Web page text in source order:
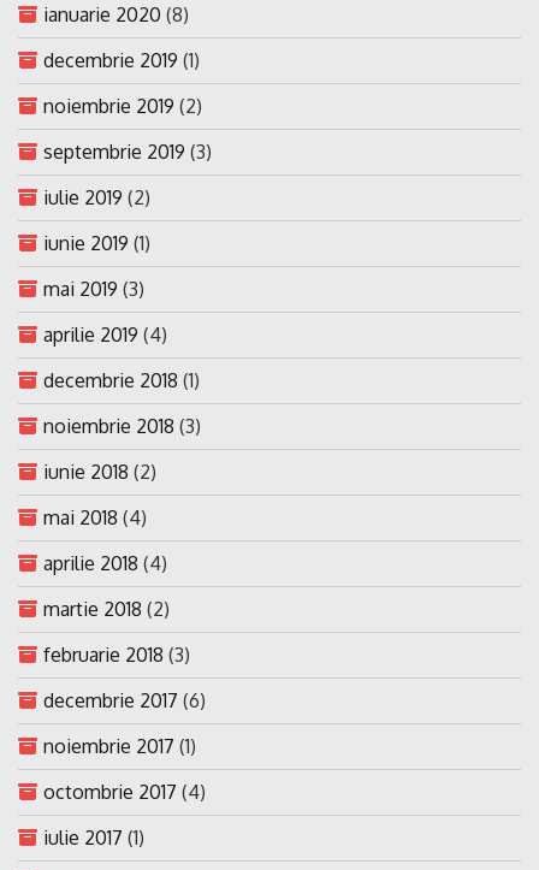
ianuarie 2020 (8)
decembrie 2019 (1)
noiembrie 2019 (2)
septembrie 2019 (3)
iulie 2019 (2)
iunie 2019 (1)
mai 2019 (3)
aprilie 2019 (4)
decembrie 2018 (1)
noiembrie 2018 (3)
iunie 2018 (2)
mai 2018 (4)
aprilie 2018 (4)
martie 2018 (2)
februarie 2018 (3)
decembrie 2017 (6)
noiembrie 2017 (1)
octombrie 2017 (4)
iulie 2017 (1)